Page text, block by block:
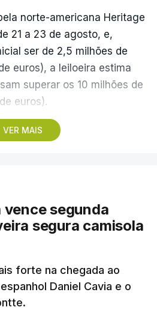
VER MAIS
norte-americana Heritage
21 a 23 de agosto, e,
ser de 2,5 milhões de
euros), a leiloeira estima
superar os 10 milhões de
euros).
astro argentino durante
foi vendida por um
de dólares (oito
2 milhões de dólares
em cada ocasião.
segunda
segura camisola
forte na chegada ao
Daniel Cavia e o